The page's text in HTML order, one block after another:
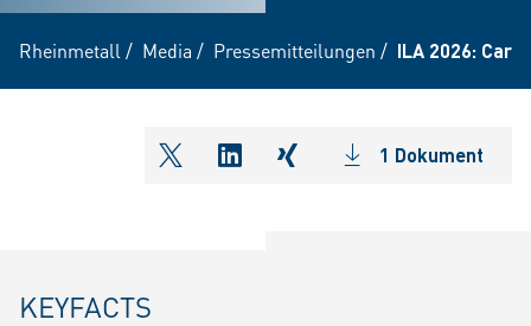
Rheinmetall / Media / Pressemitteilungen / ILA 2026:
shareOntwitter
shareOnlinkedIn
shareOnxing1 Dokument
KEYFACTS